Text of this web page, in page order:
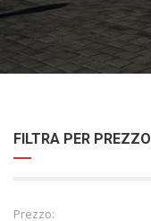
FILTRA PER PREZZO
Prezzo: